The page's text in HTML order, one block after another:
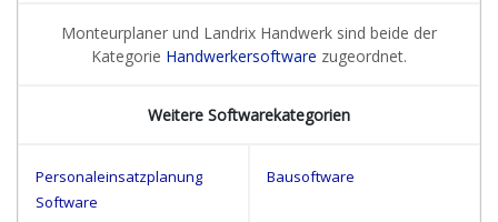
Monteurplaner und Landrix Handwerk sind beide der
Kategorie Handwerkersoftware zugeordnet.
Weitere Softwarekategorien
Personaleinsatzplanung
Software
Bausoftware